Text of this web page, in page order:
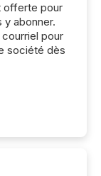
offerte pour
abonner.
pour
société dès